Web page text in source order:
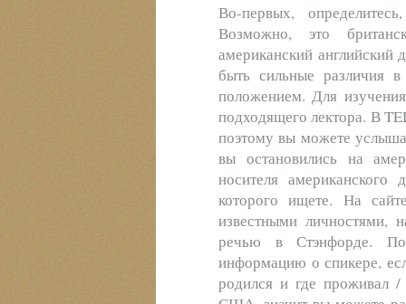
Во-первых,
Возможно, это
американский английский
быть сильные различия
положением. Для
подходящего лектора. В
поэтому вы можете
вы остановились на
носителя
которого ищете. На
известными личностями,
речью в Стэнфорде.
информацию о спикере,
родился и где проживал